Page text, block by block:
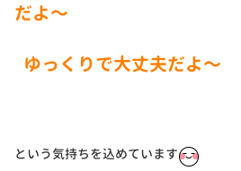
だよ〜
ゆっくりで大丈夫だよ〜
という気持ちを込めています